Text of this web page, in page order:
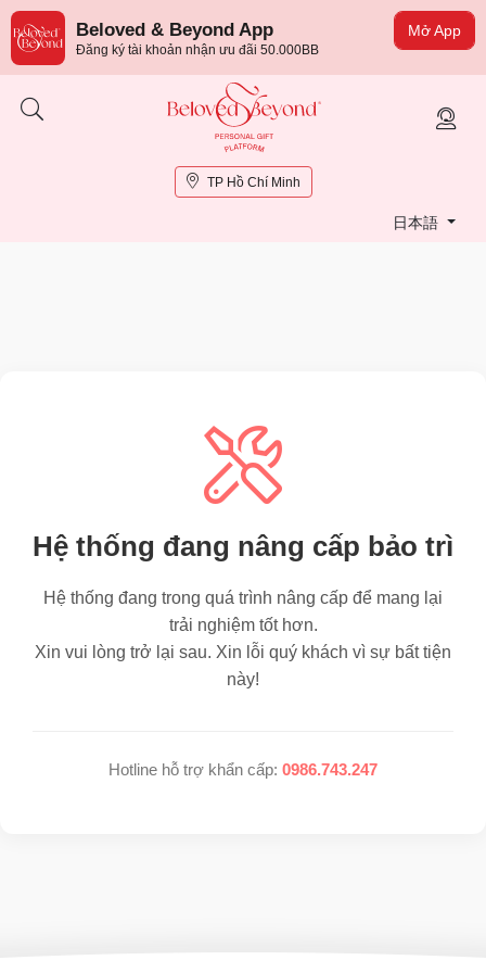
Mở App
Beloved & Beyond App
Đăng ký tài khoản nhận ưu đãi 50.000BB
TP Hồ Chí Minh
日本語
Hệ thống đang nâng cấp bảo trì
Hệ thống đang trong quá trình nâng cấp để mang lại
trải nghiệm tốt hơn.
Xin vui lòng trở lại sau. Xin lỗi quý khách vì sự bất tiện
này!
Hotline hỗ trợ khẩn cấp: 0986.743.247